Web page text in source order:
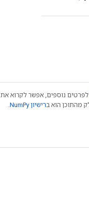
. לפרטים נוספים, אפשר לקרוא את
רישיון NumPy‏